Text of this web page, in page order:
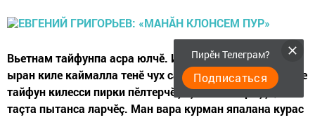
Вьетнам тайфунпа асра юлчӗ. Икӗ эрне каннă хыççăн
ыран киле каймалла тенӗ чух сасартăк ирхине 4 сехетре
тайфун килесси пирки пӗлтерчӗç. Çынсем хăраççӗ,
таçта пытанса ларчӗç. Ман вара курман япалана курас
Пирӗн Телеграм?
Подписаться